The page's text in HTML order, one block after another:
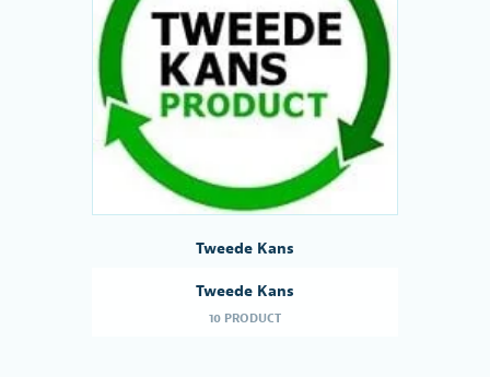
Tweede Kans
Tweede Kans
10 PRODUCT